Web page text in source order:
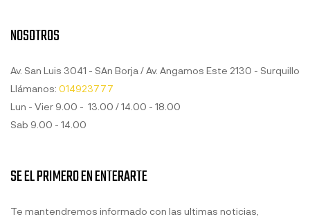
NOSOTROS
Av. San Luis 3041 - SAn Borja / Av. Angamos Este 2130 - Surquillo
Llámanos: 014923777
Lun - Vier 9.00 - 13.00 / 14.00 - 18.00
Sab 9.00 - 14.00
SE EL PRIMERO EN ENTERARTE
Te mantendremos informado con las ultimas noticias,